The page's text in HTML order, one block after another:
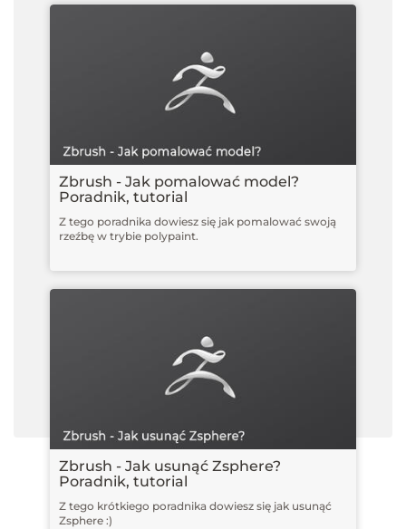
Zbrush - Jak pomalować model?
Poradnik, tutorial
Z tego poradnika dowiesz się jak pomalować swoją
rzeźbę w trybie polypaint.
Zbrush - Jak usunąć Zsphere?
Poradnik, tutorial
Z tego krótkiego poradnika dowiesz się jak usunąć
Zsphere :)